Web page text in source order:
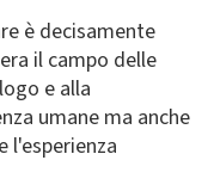
è decisamente
il campo delle
e alla
umane ma anche
l'esperienza